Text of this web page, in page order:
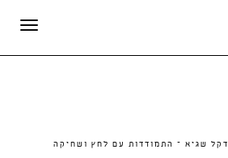
דקל שגיא – התמודדות עם לחץ ושחיקה